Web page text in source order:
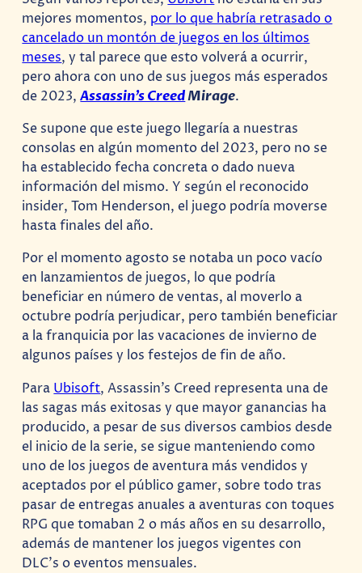
mejores momentos, por lo que habría retrasado o
cancelado un montón de juegos en los últimos
meses, y tal parece que esto volverá a ocurrir,
pero ahora con uno de sus juegos más esperados
de 2023,Assassin’s CreedMirage.
Se supone que este juego llegaría a nuestras
consolas en algún momento del 2023, pero no se
ha establecido fecha concreta o dado nueva
información del mismo. Y según el reconocido
insider, Tom Henderson, el juego podría moverse
hasta finales del año.
Por el momento agosto se notaba un poco vacío
en lanzamientos de juegos, lo que podría
beneficiar en número de ventas, al moverlo a
octubre podría perjudicar, pero también beneficiar
a la franquicia por las vacaciones de invierno de
algunos países y los festejos de fin de año.
Para Ubisoft, Assassin’s Creed representa una de
las sagas más exitosas y que mayor ganancias ha
producido, a pesar de sus diversos cambios desde
el inicio de la serie, se sigue manteniendo como
uno de los juegos de aventura más vendidos y
aceptados por el público gamer, sobre todo tras
pasar de entregas anuales a aventuras con toques
RPG que tomaban 2 o más años en su desarrollo,
además de mantener los juegos vigentes con
DLC’s o eventos mensuales.